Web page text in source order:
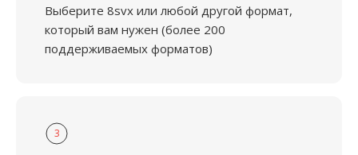
Выберите 8svx или любой другой формат,
который вам нужен (более 200
поддерживаемых форматов)
3